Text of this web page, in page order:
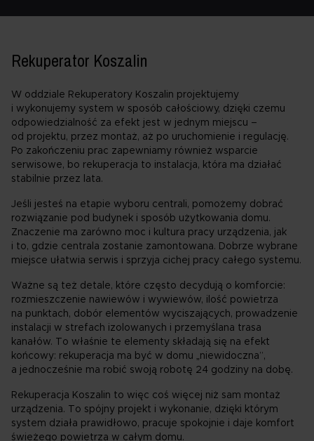
Rekuperator Koszalin
W oddziale Rekuperatory Koszalin projektujemy
i wykonujemy system w sposób całościowy, dzięki czemu
odpowiedzialność za efekt jest w jednym miejscu –
od projektu, przez montaż, aż po uruchomienie i regulację.
Po zakończeniu prac zapewniamy również wsparcie
serwisowe, bo rekuperacja to instalacja, która ma działać
stabilnie przez lata.
Jeśli jesteś na etapie wyboru centrali, pomożemy dobrać
rozwiązanie pod budynek i sposób użytkowania domu.
Znaczenie ma zarówno moc i kultura pracy urządzenia, jak
i to, gdzie centrala zostanie zamontowana. Dobrze wybrane
miejsce ułatwia serwis i sprzyja cichej pracy całego systemu.
Ważne są też detale, które często decydują o komforcie:
rozmieszczenie nawiewów i wywiewów, ilość powietrza
na punktach, dobór elementów wyciszających, prowadzenie
instalacji w strefach izolowanych i przemyślana trasa
kanałów. To właśnie te elementy składają się na efekt
końcowy: rekuperacja ma być w domu „niewidoczna”,
a jednocześnie ma robić swoją robotę 24 godziny na dobę.
Rekuperacja Koszalin to więc coś więcej niż sam montaż
urządzenia. To spójny projekt i wykonanie, dzięki którym
system działa prawidłowo, pracuje spokojnie i daje komfort
świeżego powietrza w całym domu.